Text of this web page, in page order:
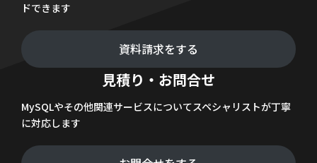
ドできます
資料請求をする
見積り・お問合せ
MySQLやその他関連サービスについてスペシャリストが丁寧
に対応します